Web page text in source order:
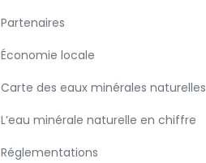
Partenaires
Économie locale
Carte des eaux minérales naturelles
L’eau minérale naturelle en chiffre
Réglementations